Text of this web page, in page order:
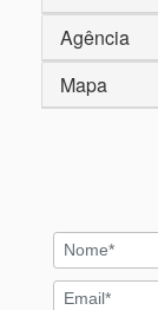
Agência
Mapa